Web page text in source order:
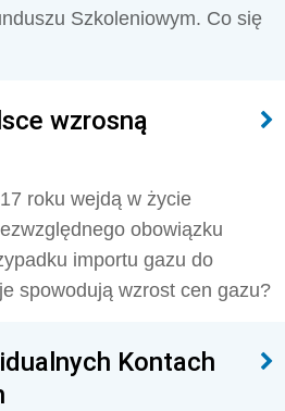
Szkoleniowym. Co się
wzrosną
roku wejdą w życie
obowiązku
importu gazu do
spowodują wzrost cen gazu?
Kontach